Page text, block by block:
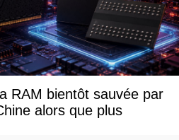
RAM bientôt sauvée par
alors que plus